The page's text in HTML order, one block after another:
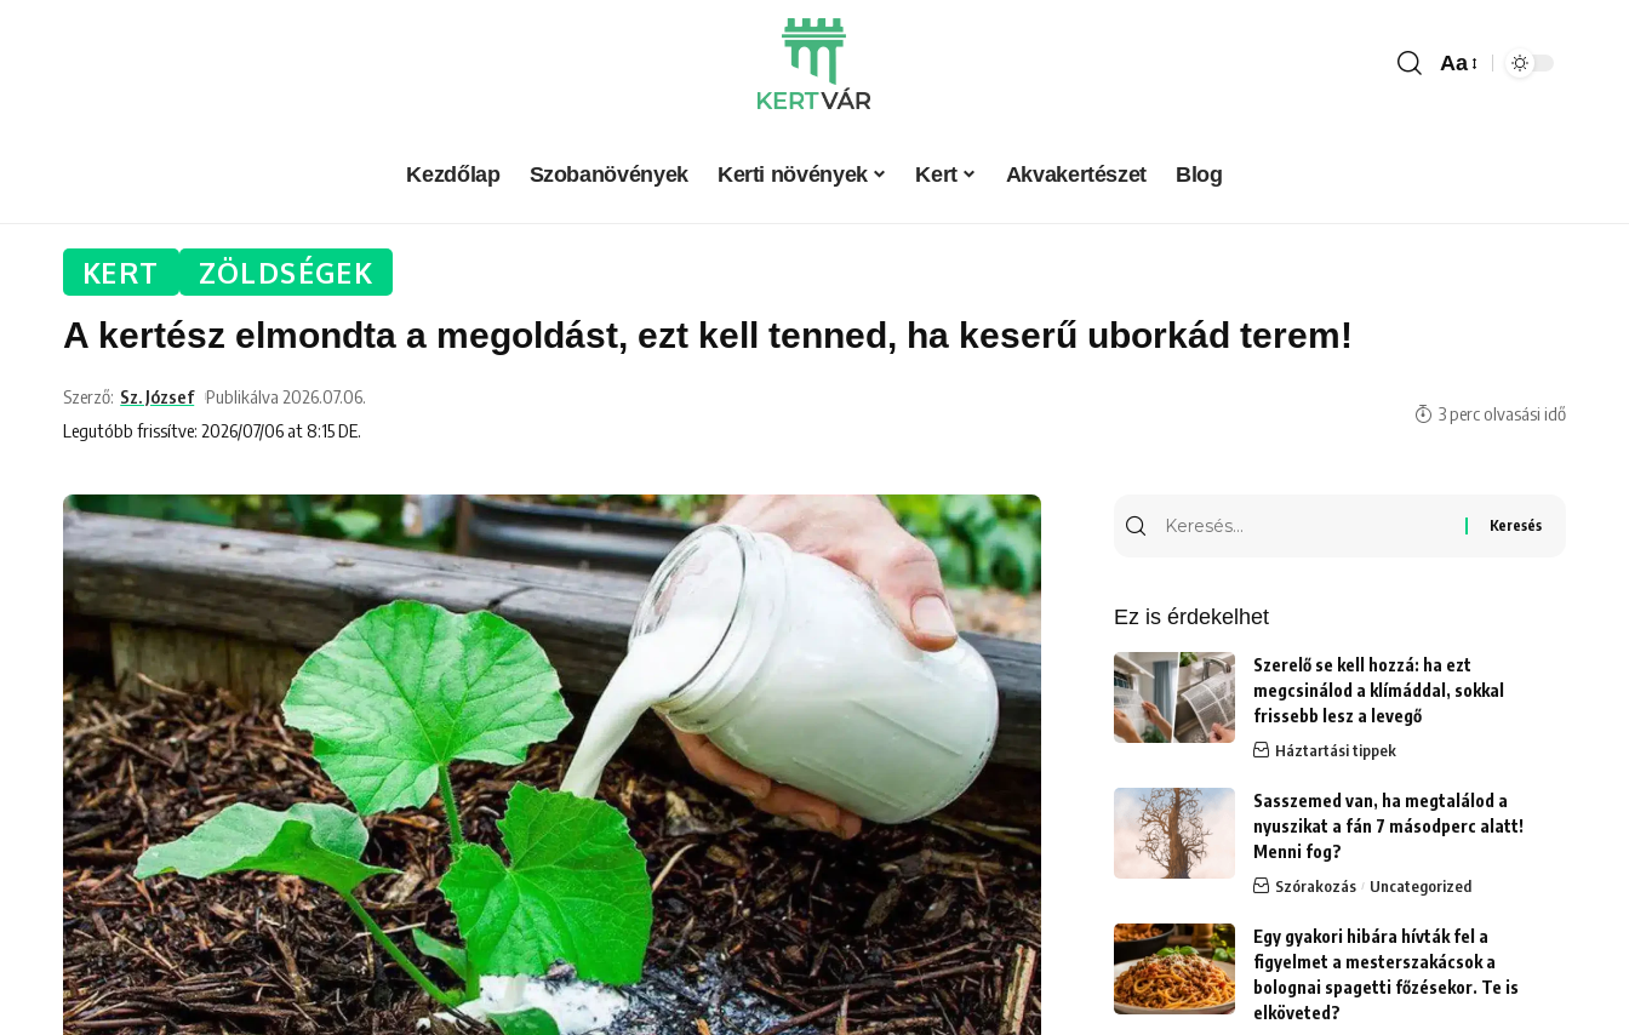
Aa
Kezdőlap Szobanövények Kerti növények Kert Akvakertészet Blog
KERT ZÖLDSÉGEK
A kertész elmondta a megoldást, ezt kell tenned, ha keserű uborkád terem!
Legutóbb frissítve: 2026/07/06 at 8:15 DE.
Szerző: Sz. József Publikálva 2026.07.06.
3 perc olvasási idő
Ez is érdekelhet
Szerelő se kell hozzá: ha ezt
megcsinálod a klímáddal, sokkal
frissebb lesz a levegő
Háztartási tippek
Sasszemed van, ha megtalálod a
nyuszikat a fán 7 másodperc alatt!
Menni fog?
Szórakozás Uncategorized
Egy gyakori hibára hívták fel a
figyelmet a mesterszakácsok a
bolognai spagetti főzésekor. Te is
elköveted?